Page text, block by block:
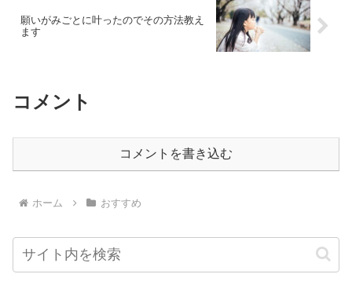
願いがみごとに叶ったのでその方法教え
ます
コメント
コメントを書き込む
ホーム おすすめ